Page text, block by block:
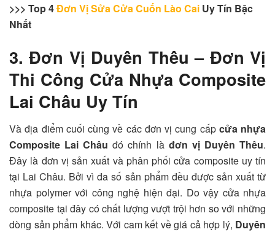
>>> Top 4Đơn Vị Sửa Cửa Cuốn Lào Cai Uy Tín Bậc
Nhất
3. Đơn Vị Duyên Thêu – Đơn Vị
Thi Công Cửa Nhựa Composite
Lai Châu Uy Tín
Và địa điểm cuối cùng về các đơn vị cung cấp cửa nhựa
Composite Lai Châu đó chính là đơn vị Duyên Thêu.
Đây là đơn vị sản xuất và phân phối cửa composite uy tín
tại Lai Châu. Bởi vì đa số sản phẩm đều được sản xuất từ
nhựa polymer với công nghệ hiện đại. Do vậy cửa nhựa
composite tại đây có chất lượng vượt trội hơn so với những
dòng sản phẩm khác. Với cam kết về giá cả hợp lý, Duyên